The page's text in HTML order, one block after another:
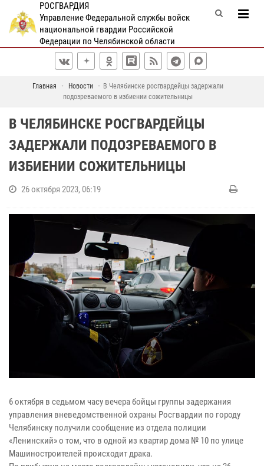
РОСГВАРДИЯ
Управление Федеральной службы войск
национальной гвардии Российской
Федерации по Челябинской области
Главная Новости
В Челябинске росгвардейцы задержали
подозреваемого в избиении сожительницы
В ЧЕЛЯБИНСКЕ РОСГВАРДЕЙЦЫ
ЗАДЕРЖАЛИ ПОДОЗРЕВАЕМОГО В
ИЗБИЕНИИ СОЖИТЕЛЬНИЦЫ
26 октября 2023, 06:19
6 октября в седьмом часу вечера бойцы группы задержания
управления вневедомственной охраны Росгвардии по городу
Челябинску получили сообщение из отдела полиции
«Ленинский» о том, что в одной из квартир дома № 10 по улице
Машиностроителей происходит драка.